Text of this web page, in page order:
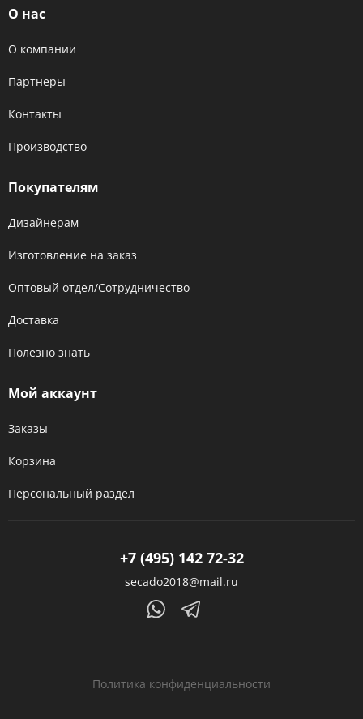
О нас
О компании
Партнеры
Контакты
Производство
Покупателям
Дизайнерам
Изготовление на заказ
Оптовый отдел/Сотрудничество
Доставка
Полезно знать
Мой аккаунт
Заказы
Корзина
Персональный раздел
+7 (495) 142 72-32
secado2018@mail.ru
Политика конфиденциальности